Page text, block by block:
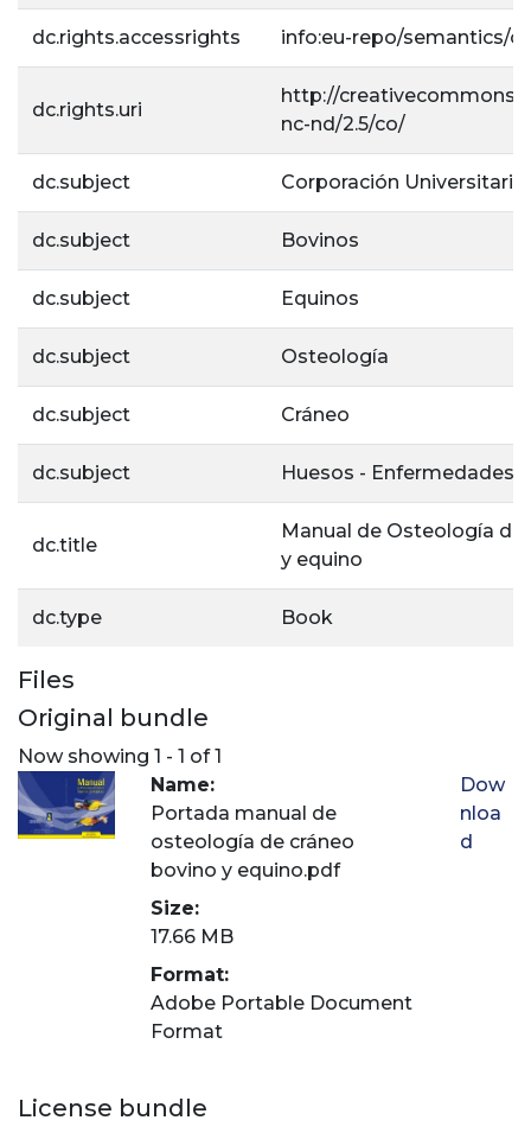
dc.rights.accessrights info:eu-repo/semantics/
dc.rights.uri
http://
nc-nd/2.5/co/
dc.subject Corporación Universitaria
dc.subject Bovinos
dc.subject Equinos
dc.subject Osteología
dc.subject Cráneo
dc.subject Huesos - Enfermedades
dc.title
Manual de Osteología de
y equino
dc.type Book
Files
Original bundle
Now showing 1 - 1 of 1
Name:
Portada manual de
osteología de cráneo
bovino y equino.pdf
Size:
17.66 MB
Format:
Adobe Portable Document
Format
Dow
nloa
d
License bundle